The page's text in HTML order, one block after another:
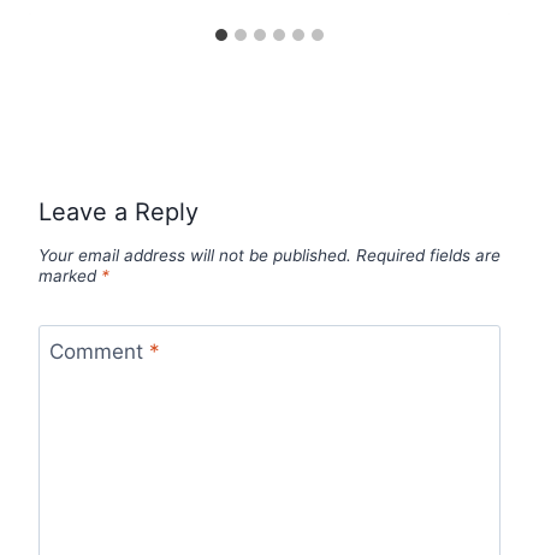
Leave a Reply
Your email address will not be published. Required fields are
marked *
Comment *